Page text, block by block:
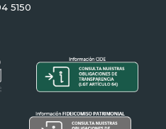
5150